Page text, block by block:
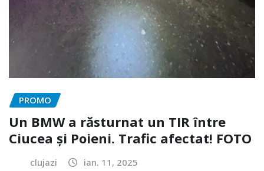
PROMO
Un BMW a răsturnat un TIR între
Ciucea și Poieni. Trafic afectat! FOTO
clujazi ian. 11, 2025